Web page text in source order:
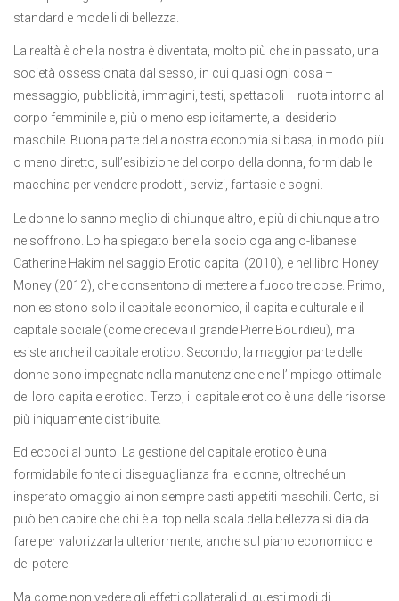
standard e modelli di bellezza.
La realtà è che la nostra è diventata, molto più che in passato, una
società ossessionata dal sesso, in cui quasi ogni cosa –
messaggio, pubblicità, immagini, testi, spettacoli – ruota intorno al
corpo femminile e, più o meno esplicitamente, al desiderio
maschile. Buona parte della nostra economia si basa, in modo più
o meno diretto, sull’esibizione del corpo della donna, formidabile
macchina per vendere prodotti, servizi, fantasie e sogni.
Le donne lo sanno meglio di chiunque altro, e più di chiunque altro
ne soffrono. Lo ha spiegato bene la sociologa anglo-libanese
Catherine Hakim nel saggio Erotic capital (2010), e nel libro Honey
Money (2012), che consentono di mettere a fuoco tre cose. Primo,
non esistono solo il capitale economico, il capitale culturale e il
capitale sociale (come credeva il grande Pierre Bourdieu), ma
esiste anche il capitale erotico. Secondo, la maggior parte delle
donne sono impegnate nella manutenzione e nell’impiego ottimale
del loro capitale erotico. Terzo, il capitale erotico è una delle risorse
più iniquamente distribuite.
Ed eccoci al punto. La gestione del capitale erotico è una
formidabile fonte di diseguaglianza fra le donne, oltreché un
insperato omaggio ai non sempre casti appetiti maschili. Certo, si
può ben capire che chi è al top nella scala della bellezza si dia da
fare per valorizzarla ulteriormente, anche sul piano economico e
del potere.
Ma come non vedere gli effetti collaterali di questi modi di